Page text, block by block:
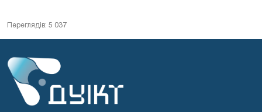
Переглядів: 5 037